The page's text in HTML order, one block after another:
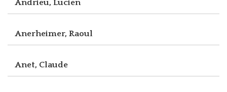
Andrieu, Lucien
Anerheimer, Raoul
Anet, Claude